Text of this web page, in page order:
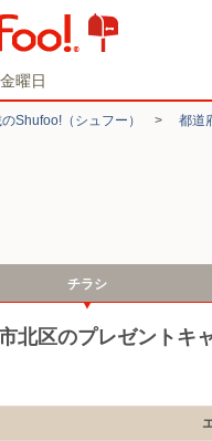
曜日
​Shufoo!​（シュフー） > 都道
チラシ
北区のプレゼントキ